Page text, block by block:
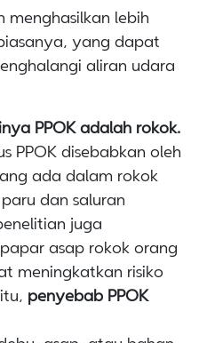
menghasilkan lebih
yang dapat
aliran udara
PPOK adalah rokok.
PPOK disebabkan oleh
ada dalam rokok
dan saluran
juga
asap rokok orang
meningkatkan risiko
penyebab PPOK